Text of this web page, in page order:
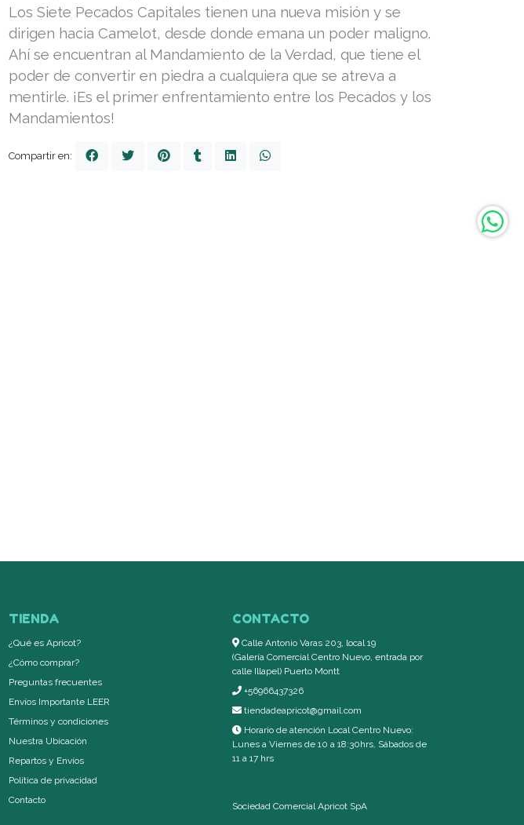
Los Siete Pecados Capitales tienen una nueva misión y se
dirigen hacia Camelot, desde donde emana un poder maligno.
Ahí se encuentran al Mandamiento de la Verdad, que tiene el
poder de convertir en piedra a cualquiera que se atreva a
mentirle. ¡Es el primer enfrentamiento entre los Pecados y los
Mandamientos!
Compartir en:
TIENDA
¿Qué es Apricot?
¿Cómo comprar?
Preguntas frecuentes
Envíos Importante LEER
Términos y condiciones
Nuestra Ubicación
Repartos y Envíos
Política de privacidad
Contacto
CONTACTO
Calle Antonio Varas 203, local 19
(Galería Comercial Centro Nuevo, entrada por
calle Illapel) Puerto Montt
+56966437326
tiendadeapricot@gmail.com
Horario de atención Local Centro Nuevo:
Lunes a Viernes de 10 a 18:30hrs, Sábados de
11 a 17 hrs
Sociedad Comercial Apricot SpA